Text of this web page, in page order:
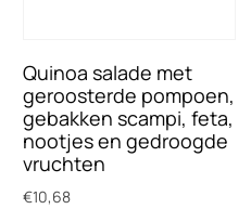
Quinoa salade met
geroosterde pompoen,
gebakken scampi, feta,
nootjes en gedroogde
vruchten
€10,68